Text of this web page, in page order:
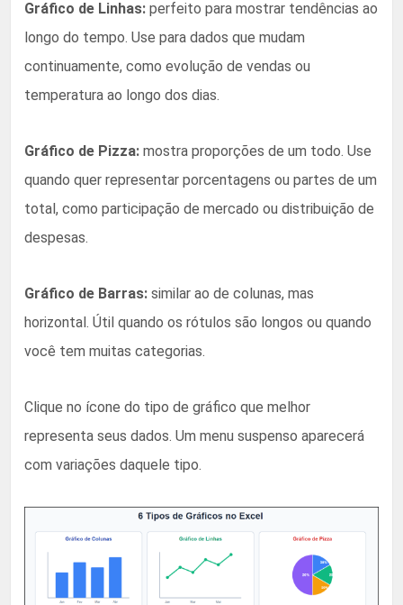
Gráfico de Linhas: perfeito para mostrar tendências ao
longo do tempo. Use para dados que mudam
continuamente, como evolução de vendas ou
temperatura ao longo dos dias.
Gráfico de Pizza: mostra proporções de um todo. Use
quando quer representar porcentagens ou partes de um
total, como participação de mercado ou distribuição de
despesas.
Gráfico de Barras: similar ao de colunas, mas
horizontal. Útil quando os rótulos são longos ou quando
você tem muitas categorias.
Clique no ícone do tipo de gráfico que melhor
representa seus dados. Um menu suspenso aparecerá
com variações daquele tipo.